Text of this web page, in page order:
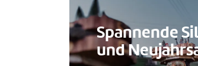
Spannende
und